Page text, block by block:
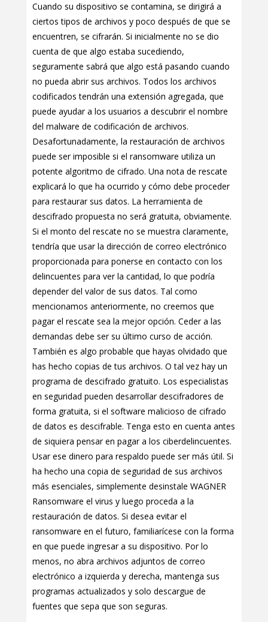
Cuando su dispositivo se contamina, se dirigirá a
ciertos tipos de archivos y poco después de que se
encuentren, se cifrarán. Si inicialmente no se dio
cuenta de que algo estaba sucediendo,
seguramente sabrá que algo está pasando cuando
no pueda abrir sus archivos. Todos los archivos
codificados tendrán una extensión agregada, que
puede ayudar a los usuarios a descubrir el nombre
del malware de codificación de archivos.
Desafortunadamente, la restauración de archivos
puede ser imposible si el ransomware utiliza un
potente algoritmo de cifrado. Una nota de rescate
explicará lo que ha ocurrido y cómo debe proceder
para restaurar sus datos. La herramienta de
descifrado propuesta no será gratuita, obviamente.
Si el monto del rescate no se muestra claramente,
tendría que usar la dirección de correo electrónico
proporcionada para ponerse en contacto con los
delincuentes para ver la cantidad, lo que podría
depender del valor de sus datos. Tal como
mencionamos anteriormente, no creemos que
pagar el rescate sea la mejor opción. Ceder a las
demandas debe ser su último curso de acción.
También es algo probable que hayas olvidado que
has hecho copias de tus archivos. O tal vez hay un
programa de descifrado gratuito. Los especialistas
en seguridad pueden desarrollar descifradores de
forma gratuita, si el software malicioso de cifrado
de datos es descifrable. Tenga esto en cuenta antes
de siquiera pensar en pagar a los ciberdelincuentes.
Usar ese dinero para respaldo puede ser más útil. Si
ha hecho una copia de seguridad de sus archivos
más esenciales, simplemente desinstale WAGNER
Ransomware el virus y luego proceda a la
restauración de datos. Si desea evitar el
ransomware en el futuro, familiarícese con la forma
en que puede ingresar a su dispositivo. Por lo
menos, no abra archivos adjuntos de correo
electrónico a izquierda y derecha, mantenga sus
programas actualizados y solo descargue de
fuentes que sepa que son seguras.